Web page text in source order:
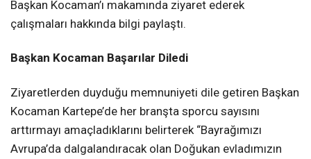
Başkan Kocaman’ı makamında ziyaret ederek
çalışmaları hakkında bilgi paylaştı.
Başkan Kocaman Başarılar Diledi
Ziyaretlerden duyduğu memnuniyeti dile getiren Başkan
Kocaman Kartepe’de her branşta sporcu sayısını
arttırmayı amaçladıklarını belirterek “Bayrağımızı
Avrupa’da dalgalandıracak olan Doğukan evladımızın